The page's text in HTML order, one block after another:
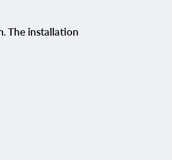
The installation